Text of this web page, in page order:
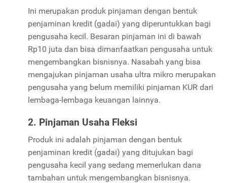
Ini merupakan produk pinjaman dengan bentuk
penjaminan kredit (gadai) yang diperuntukkan bagi
pengusaha kecil. Besaran pinjaman ini di bawah
Rp10 juta dan bisa dimanfaatkan pengusaha untuk
mengembangkan bisnisnya. Nasabah yang bisa
mengajukan pinjaman usaha ultra mikro merupakan
pengusaha yang belum memiliki pinjaman KUR dari
lembaga-lembaga keuangan lainnya.
2. Pinjaman Usaha Fleksi
Produk ini adalah pinjaman dengan bentuk
penjaminan kredit (gadai) yang ditujukan bagi
pengusaha kecil yang sedang memerlukan dana
tambahan untuk mengembangkan bisnisnya.